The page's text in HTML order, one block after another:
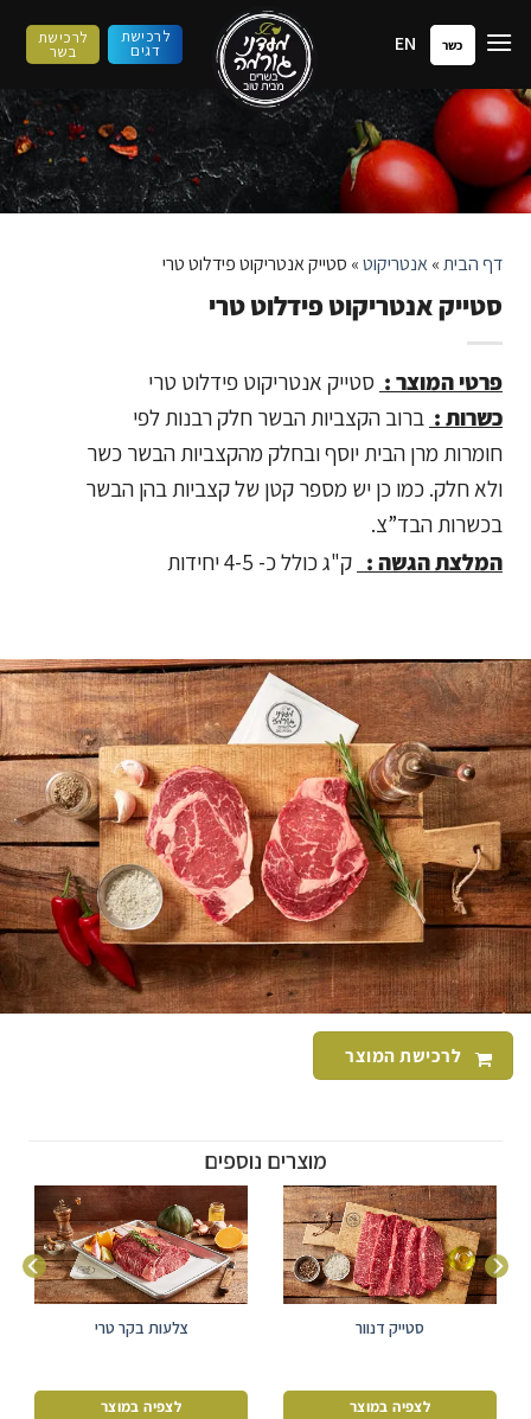
לתוכן
כשר EN לרכישת
דגים
לרכישת
בשר
דף הבית»אנטריקוט» סטייק אנטריקוט פידלוט טרי
סטייק אנטריקוט פידלוט טרי
פרטי המוצר : סטייק אנטריקוט פידלוט טרי
כשרות : ברוב הקצביות הבשר חלק רבנות לפי
חומרות מרן הבית יוסף ובחלק מהקצביות הבשר כשר
ולא חלק. כמו כן יש מספר קטן של קצביות בהן הבשר
בכשרות הבד”צ.
המלצת הגשה : ק"ג כולל כ- 4-5 יחידות
לרכישת המוצר
מוצרים נוספים
סטייק דנוור
לצפיה במוצר
צלעות בקר טרי
לצפיה במוצר